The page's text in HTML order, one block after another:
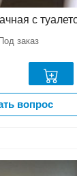
с
заказ
вопрос